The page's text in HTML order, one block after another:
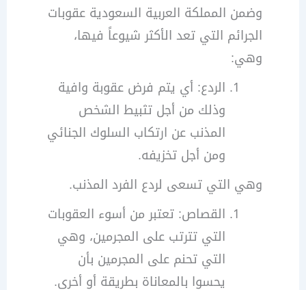
وضمن المملكة العربية السعودية عقوبات
الجرائم التي تعد الأكثر شيوعاً فيها،
وهي:
الردع: أي يتم فرض عقوبة وافية
وذلك من أجل تثبيط الشخص
المذنب عن ارتكاب السلوك الجنائي
ومن أجل تخزيفه.
وهي التي تسعى لردع الفرد المذنب.
القصاص: تعتبر من أسوء العقوبات
التي تترتب على المجرمين، وهي
التي تحنم على المجرمين بأن
يحسوا بالمعاناة بطريقة أو أخرى.